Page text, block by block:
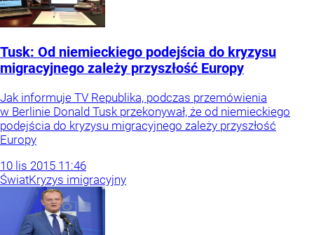
Tusk: Od niemieckiego podejścia do kryzysu
migracyjnego zależy przyszłość Europy
Jak informuje TV Republika, podczas przemówienia
w Berlinie Donald Tusk przekonywał, że od niemieckiego
podejścia do kryzysu migracyjnego zależy przyszłość
Europy
10 lis 2015 11:46
ŚwiatKryzys imigracyjny